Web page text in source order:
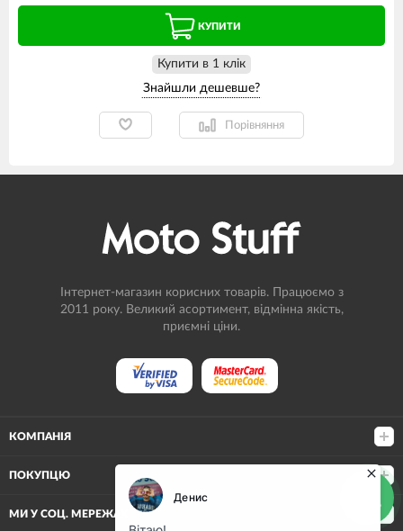
КУПИТИ
Купити в 1 клiк
Порівняння
Інтернет-магазин корисних товарів. Працюємо з
2011 року. Великий асортимент, відмінна якість,
приємні ціни.
КОМПАНІЯ
ПОКУПЦЮ
МИ У СОЦ. МЕРЕЖАХ